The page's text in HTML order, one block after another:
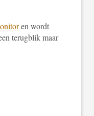
en wordt
terugblik maar